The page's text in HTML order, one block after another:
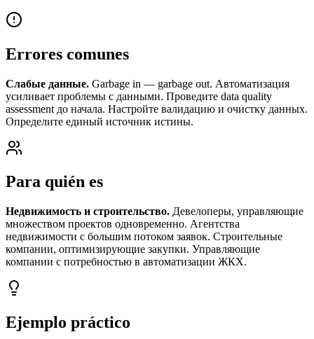
Errores comunes
Слабые данные. Garbage in — garbage out. Автоматизация
усиливает проблемы с данными. Проведите data quality
assessment до начала. Настройте валидацию и очистку данных.
Определите единый источник истины.
Para quién es
Недвижимость и строительство. Девелоперы, управляющие
множеством проектов одновременно. Агентства
недвижимости с большим потоком заявок. Строительные
компании, оптимизирующие закупки. Управляющие
компании с потребностью в автоматизации ЖКХ.
Ejemplo práctico